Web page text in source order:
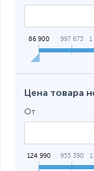
86 900 997 673 1
Цена товара
От
124 990 955 390